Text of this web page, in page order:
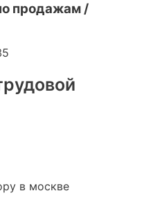
продажам /